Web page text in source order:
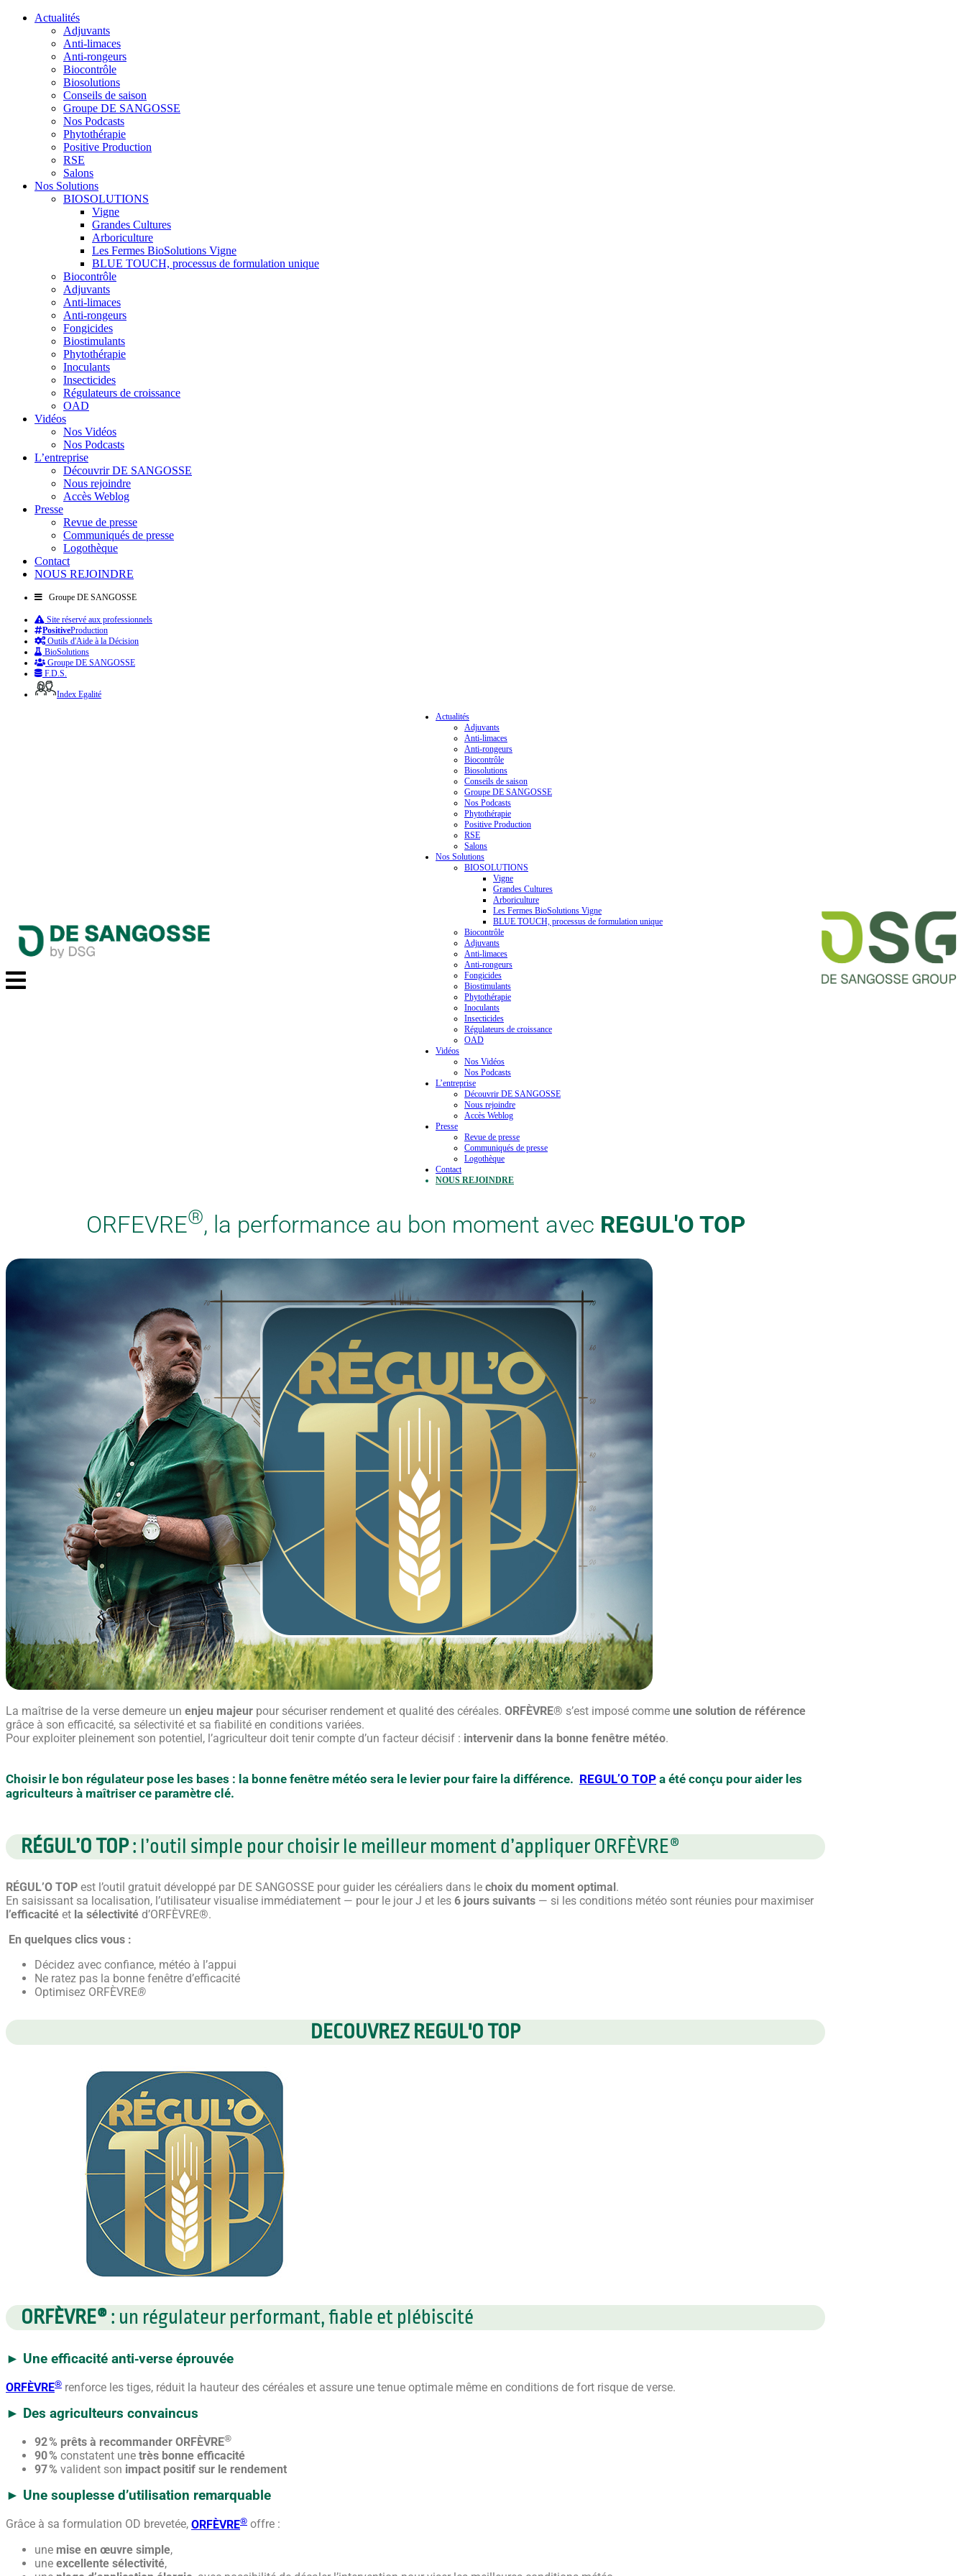
Actualités
Adjuvants
Anti-limaces
Anti-rongeurs
Biocontrôle
Biosolutions
Conseils de saison
Groupe DE SANGOSSE
Nos Podcasts
Phytothérapie
Positive Production
RSE
Salons
Nos Solutions
BIOSOLUTIONS
Vigne
Grandes Cultures
Arboriculture
Les Fermes BioSolutions Vigne
BLUE TOUCH, processus de formulation unique
Biocontrôle
Adjuvants
Anti-limaces
Anti-rongeurs
Fongicides
Biostimulants
Phytothérapie
Inoculants
Insecticides
Régulateurs de croissance
OAD
Vidéos
Nos Vidéos
Nos Podcasts
L’entreprise
Découvrir DE SANGOSSE
Nous rejoindre
Accès Weblog
Presse
Revue de presse
Communiqués de presse
Logothèque
Contact
NOUS REJOINDRE
Groupe DE SANGOSSE
Site réservé aux professionnels
PositiveProduction
Outils d'Aide à la Décision
BioSolutions
Groupe DE SANGOSSE
F.D.S.
Index Egalité
Actualités
Adjuvants
Anti-limaces
Anti-rongeurs
Biocontrôle
Biosolutions
Conseils de saison
Groupe DE SANGOSSE
Nos Podcasts
Phytothérapie
Positive Production
RSE
Salons
Nos Solutions
BIOSOLUTIONS
Vigne
Grandes Cultures
Arboriculture
Les Fermes BioSolutions Vigne
BLUE TOUCH, processus de formulation unique
Biocontrôle
Adjuvants
Anti-limaces
Anti-rongeurs
Fongicides
Biostimulants
Phytothérapie
Inoculants
Insecticides
Régulateurs de croissance
OAD
Vidéos
Nos Vidéos
Nos Podcasts
L’entreprise
Découvrir DE SANGOSSE
Nous rejoindre
Accès Weblog
Presse
Revue de presse
Communiqués de presse
Logothèque
Contact
NOUS REJOINDRE
ORFEVRE®, la performance au bon moment avec REGUL'O TOP
La maîtrise de la verse demeure un enjeu majeur pour sécuriser rendement et qualité des céréales. ORFÈVRE® s’est imposé comme une solution de référence
grâce à son efficacité, sa sélectivité et sa fiabilité en conditions variées.
Pour exploiter pleinement son potentiel, l’agriculteur doit tenir compte d’un facteur décisif : intervenir dans la bonne fenêtre météo.
Choisir le bon régulateur pose les bases : la bonne fenêtre météo sera le levier pour faire la différence. REGUL’O TOP a été conçu pour aider les
agriculteurs à maîtriser ce paramètre clé.
RÉGUL’O TOP: l’outil simple pour choisir le meilleur moment d’appliquer ORFÈVRE®
RÉGUL’O TOP est l’outil gratuit développé par DE SANGOSSE pour guider les céréaliers dans le choix du moment optimal.
En saisissant sa localisation, l’utilisateur visualise immédiatement — pour le jour J et les 6 jours suivants — si les conditions météo sont réunies pour maximiser
l’efficacité et la sélectivité d’ORFÈVRE®.
En quelques clics vous :
Décidez avec confiance, météo à l’appui
Ne ratez pas la bonne fenêtre d’efficacité
Optimisez ORFÈVRE®
DECOUVREZ REGUL'O TOP
ORFÈVRE®: un régulateur performant, fiable et plébiscité
► Une efficacité anti‑verse éprouvée
ORFÈVRE® renforce les tiges, réduit la hauteur des céréales et assure une tenue optimale même en conditions de fort risque de verse.
► Des agriculteurs convaincus
92 % prêts à recommander ORFÈVRE®
90 % constatent une très bonne efficacité
97 % valident son impact positif sur le rendement
► Une souplesse d’utilisation remarquable
Grâce à sa formulation OD brevetée, ORFÈVRE® offre :
une mise en œuvre simple,
une excellente sélectivité,